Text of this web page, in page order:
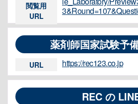
閲覧用
URL
薬剤師国家試験予
URL https://rec123.co.jp
REC の